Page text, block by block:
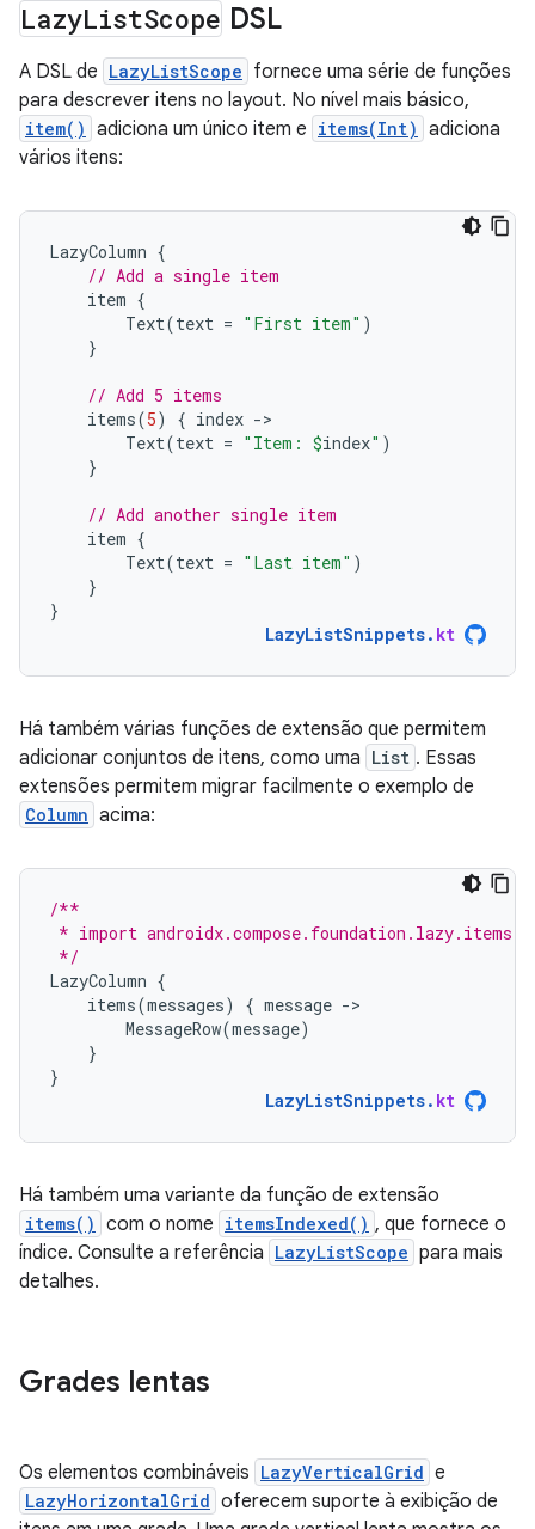
LazyListScope DSL
A DSL de LazyListScope fornece uma série de funções
para descrever itens no layout. No nível mais básico,
item() adiciona um único item e items(Int) adiciona
vários itens:
LazyColumn {
// Add a single item
item {
Text(text = "First item" )
}
// Add 5 items
items(5) { index -
Text(text = "Item: $index" )
}
// Add another single item
item {
Text(text = "Last item" )
}
}
LazyListSnippets. kt
Há também várias funções de extensão que permitem
adicionar conjuntos de itens, como uma List . Essas
extensões permitem migrar facilmente o exemplo de
Column acima:
/**
* import androidx.compose.foundation.lazy.items
*/
LazyColumn {
items(messages) { message -
MessageRow(message)
}
}
LazyListSnippets. kt
Há também uma variante da função de extensão
items() com o nome itemsIndexed() , que fornece o
índice. Consulte a referência LazyListScope para mais
detalhes.
Grades lentas
Os elementos combináveis LazyVerticalGrid e
LazyHorizontalGrid oferecem suporte à exibição de